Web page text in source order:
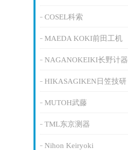
COSEL科索
MAEDA KOKI前田工机
NAGANOKEIKI长野计器
HIKASAGIKEN日笠技研
MUTOH武藤
TML东京测器
Nihon Keiryoki